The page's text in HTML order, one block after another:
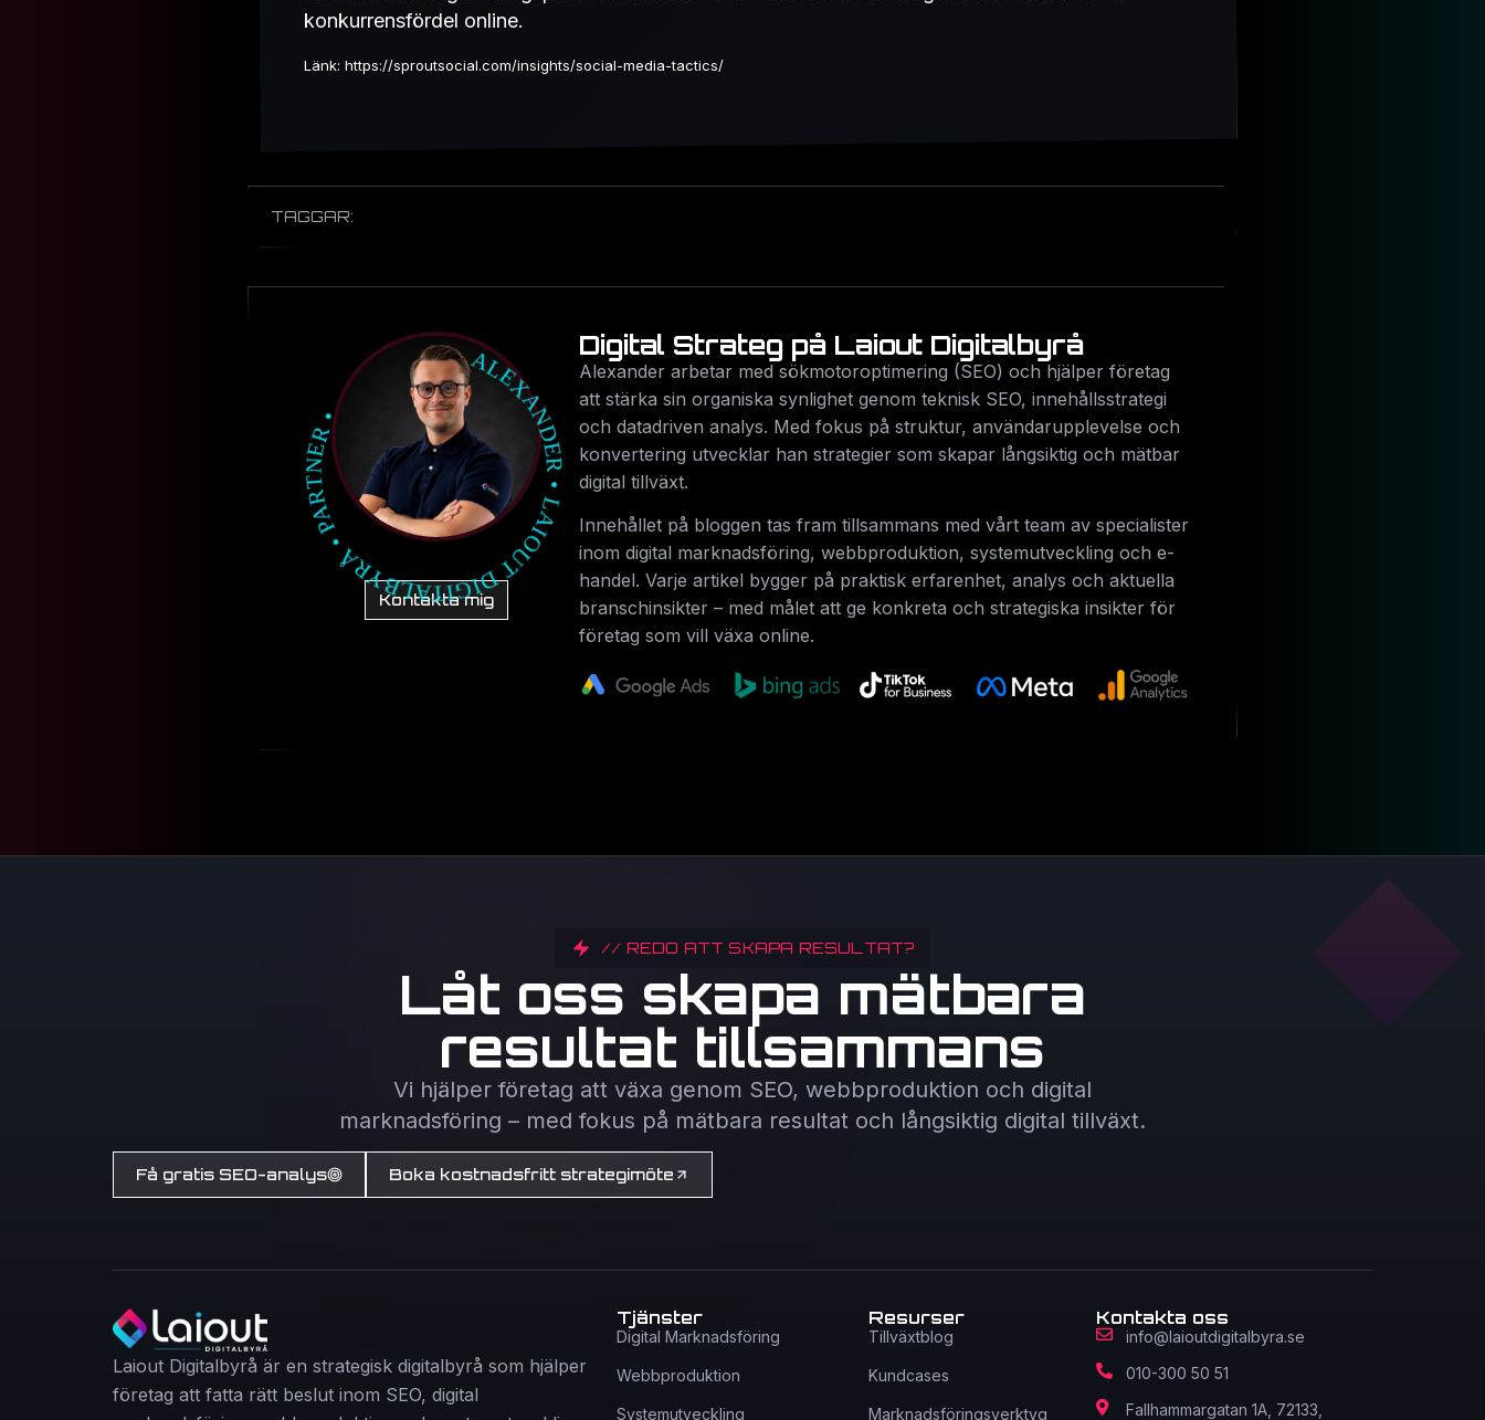
konkurrensfördel online.
Länk: https://sproutsocial.com/insights/social-media-tactics/
TAGGAR:
Kontakta mig
Digital Strateg på Laiout Digitalbyrå
Alexander arbetar med sökmotoroptimering (SEO) och hjälper företag
att stärka sin organiska synlighet genom teknisk SEO, innehållsstrategi
och datadriven analys. Med fokus på struktur, användarupplevelse och
konvertering utvecklar han strategier som skapar långsiktig och mätbar
digital tillväxt.
Innehållet på bloggen tas fram tillsammans med vårt team av specialister
inom digital marknadsföring, webbproduktion, systemutveckling och e-
handel. Varje artikel bygger på praktisk erfarenhet, analys och aktuella
branschinsikter – med målet att ge konkreta och strategiska insikter för
företag som vill växa online.
// REDO ATT SKAPA RESULTAT?
Låt oss skapa mätbara
resultat tillsammans
Vi hjälper företag att växa genom SEO, webbproduktion och digital
marknadsföring – med fokus på mätbara resultat och långsiktig digital tillväxt.
Få gratis SEO-analys Boka kostnadsfritt strategimöte
Laiout Digitalbyrå är en strategisk digitalbyrå som hjälper
företag att fatta rätt beslut inom SEO, digital
Tjänster
Digital Marknadsföring
Webbproduktion
Systemutveckling
Resurser
Tillväxtblog
Kundcases
Marknadsföringsverktyg
Kontakta oss
info@laioutdigitalbyra.se
010-300 50 51
Fallhammargatan 1A, 72133,